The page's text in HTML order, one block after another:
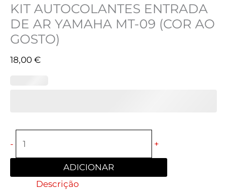
KIT AUTOCOLANTES ENTRADA
DE AR YAMAHA MT-09 (COR AO
GOSTO)
18,00 €
- +
ADICIONAR
Descrição